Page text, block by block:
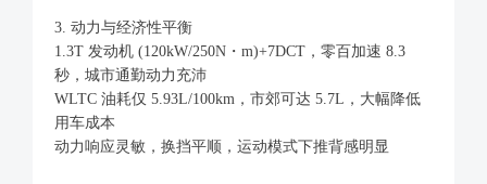
3. 动力与经济性平衡
1.3T 发动机 (120kW/250N・m)+7DCT，零百加速 8.3
秒，城市通勤动力充沛
WLTC 油耗仅 5.93L/100km，市郊可达 5.7L，大幅降低
用车成本
动力响应灵敏，换挡平顺，运动模式下推背感明显